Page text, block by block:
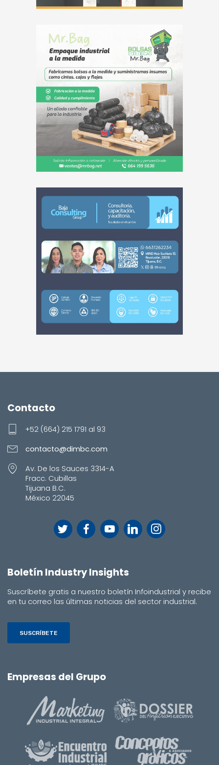
Contacto
+52 (664) 215 1791 al 93
contacto@dimbc.com
Av. De los Sauces 3314-A
Fracc. Cubillas
Tijuana B.C.
México 22045
Boletín Industry Insights
Suscríbete gratis a nuestro boletín Infoindustrial y recibe
en tu correo las últimas noticias del sector industrial.
SUSCRÍBETE
Empresas del Grupo